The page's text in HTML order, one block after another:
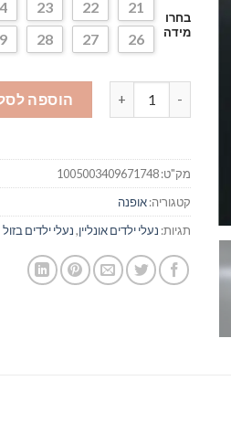
בחרו
מידה
21
22
23
26
27
28
הוספה
מק"ט:1005003409671748
קטגוריה:אופנה
תגיות: נעלי ילדים אונליין,נעלי ילדים בזול